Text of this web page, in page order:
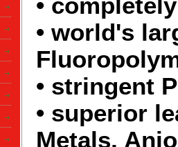
•
• world's
• stringent
• superior
Metals,